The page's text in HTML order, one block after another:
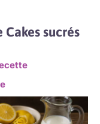
sucrés